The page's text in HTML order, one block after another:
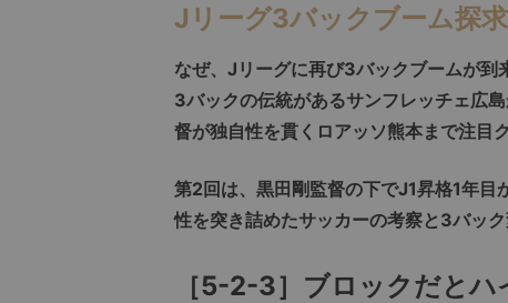
Jリーグ3バックブーム探求
なぜ、Jリーグに再び3バックブームが到
3バックの伝統があるサンフレッチェ広
督が独自性を貫くロアッソ熊本まで注目
第2回は、黒田剛監督の下でJ1昇格1年目
性を突き詰めたサッカーの考察と3バッ
［5-2-3］ブロックだとハ